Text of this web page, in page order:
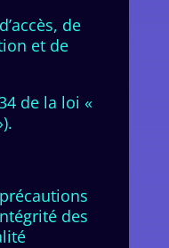
de
et de
de la loi «
des